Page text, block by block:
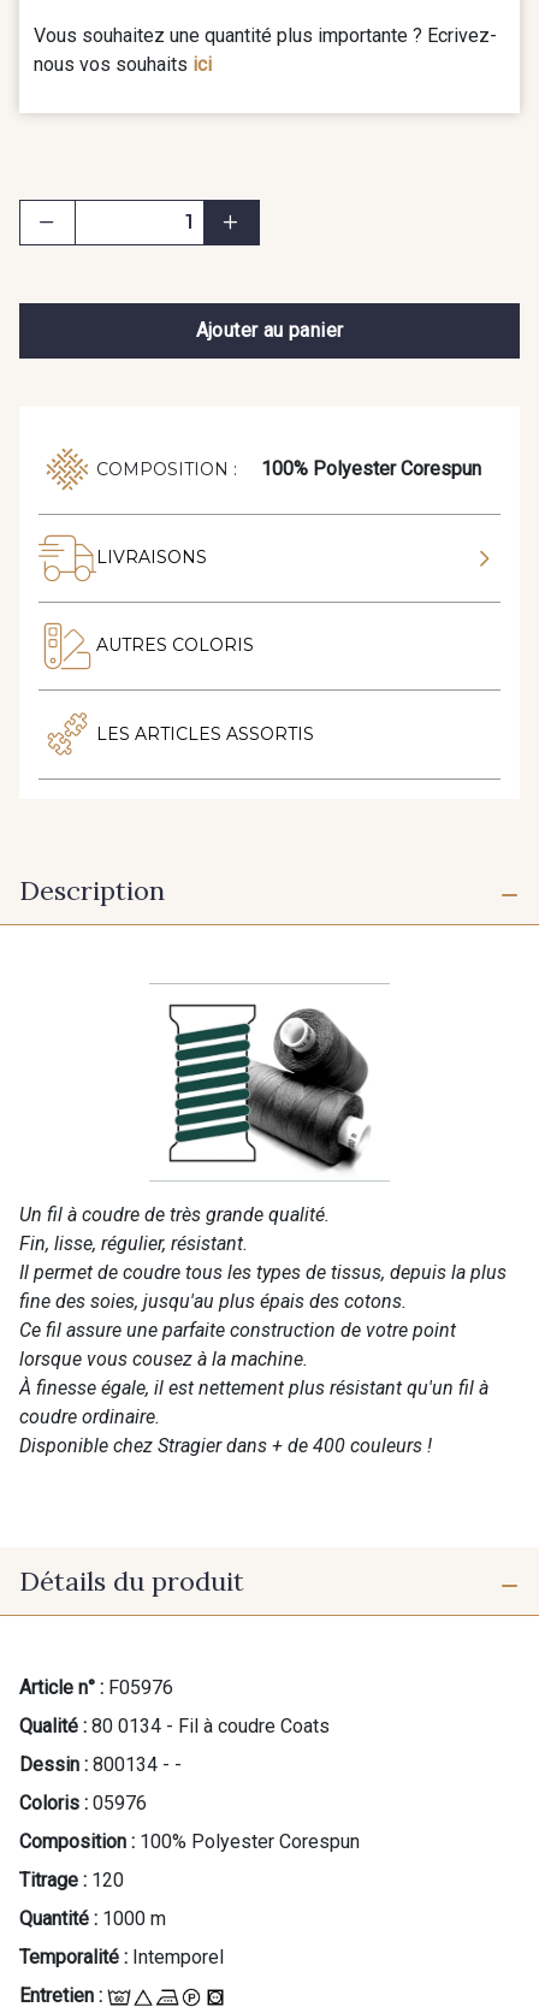
Vous souhaitez une quantité plus importante ? Ecrivez-
nous vos souhaits ici
Ajouter au panier
COMPOSITION : 100% Polyester Corespun
LIVRAISONS
AUTRES COLORIS
LES ARTICLES ASSORTIS
Description
Un fil à coudre de très grande qualité.
Fin, lisse, régulier, résistant.
Il permet de coudre tous les types de tissus, depuis la plus
fine des soies, jusqu'au plus épais des cotons.
Ce fil assure une parfaite construction de votre point
lorsque vous cousez à la machine.
À finesse égale, il est nettement plus résistant qu'un fil à
coudre ordinaire.
Disponible chez Stragier dans + de 400 couleurs !
Détails du produit
Article n° : F05976
Qualité : 80 0134 - Fil à coudre Coats
Dessin : 800134 - -
Coloris : 05976
Composition : 100% Polyester Corespun
Titrage : 120
Quantité : 1000 m
Temporalité : Intemporel
Entretien :